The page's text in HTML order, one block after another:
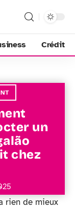
Crédit
un
chez
rien de mieux